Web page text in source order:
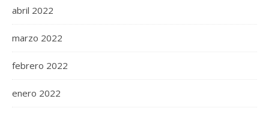
abril 2022
marzo 2022
febrero 2022
enero 2022